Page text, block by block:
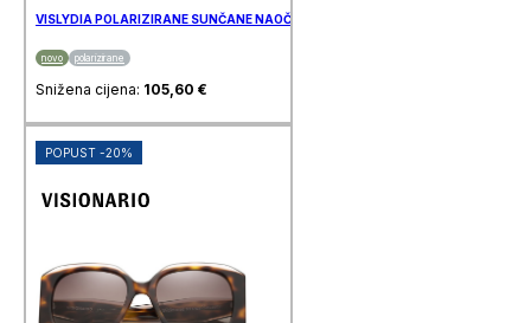
VISLYDIA POLARIZIRANE SUNČANE NAOČALE VISIONARIO
novo polarizirane
Snižena cijena: 105,60 €
POPUST -20%